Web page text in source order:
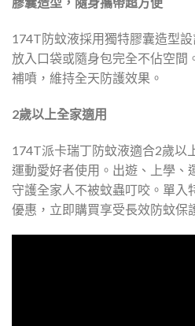
174T防蚊液採用獨特膠囊造型
放入口袋或隨身包完全不佔空間
補噴，維持全天防護效果。
2歲以上全家適用
174T派卡瑞丁防蚊液適合2歲以
運動愛好者使用。出遊、上學、
守護全家人不被蚊蟲叮咬。單
優惠，立即購買享受長效防蚊保